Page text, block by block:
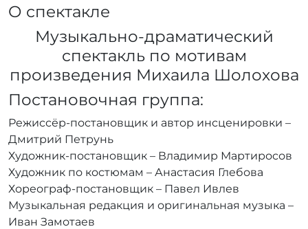
О спектакле
Музыкально-драматический
спектакль по мотивам
произведения Михаила Шолохова
Постановочная группа:
Режиссёр-постановщик и автор инсценировки –
Дмитрий Петрунь
Художник-постановщик – Владимир Мартиросов
Художник по костюмам – Анастасия Глебова
Хореограф-постановщик – Павел Ивлев
Музыкальная редакция и оригинальная музыка –
Иван Замотаев